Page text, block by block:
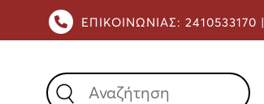
ΕΠΙΚΟΙΝΩΝΙΑΣ: 2410533170 |